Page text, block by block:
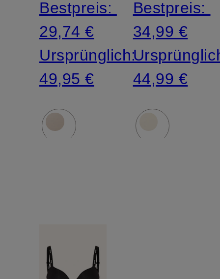
Bestpreis:
29,74 €
Ursprünglich:
49,95 €
Bestpreis:
34,99 €
44,99 €